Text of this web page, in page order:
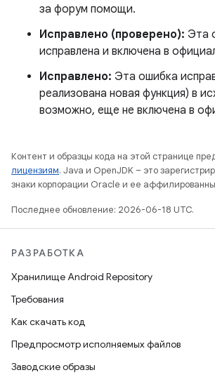
за форум помощи.
Исправлено (проверено): Эта
исправлена ​​и включена в
Исправлено: Эта ошибка
реализована новая функция) в
возможно, еще не включена в
Контент и образцы кода на этой странице
лицензиям. Java и OpenJDK – это
знаки корпорации Oracle и ее
Последнее обновление: 2026-06-18 UTC.
РАЗРАБОТКА
Хранилище Android Repository
Требования
Как скачать код
Предпросмотр исполняемых файлов
Заводские образы